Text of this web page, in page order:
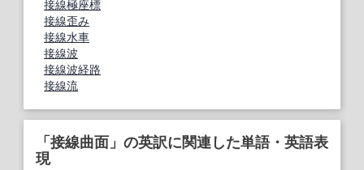
接線極座標
接線歪み
接線水車
接線波
接線波経路
接線流
「接線曲面」の英訳に関連した単語・英語表
現